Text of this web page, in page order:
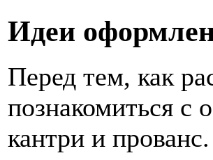
Идеи
Перед тем, как
познакомиться с
кантри и